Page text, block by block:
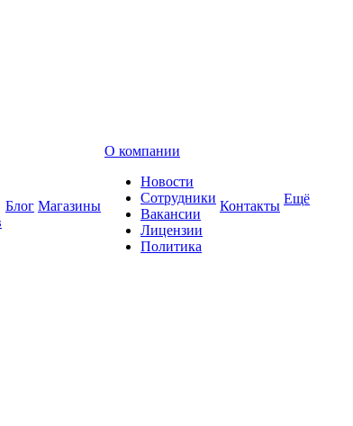
Блог Магазины
О компании
Новости
Сотрудники
Вакансии
Лицензии
Политика
Контакты Ещё